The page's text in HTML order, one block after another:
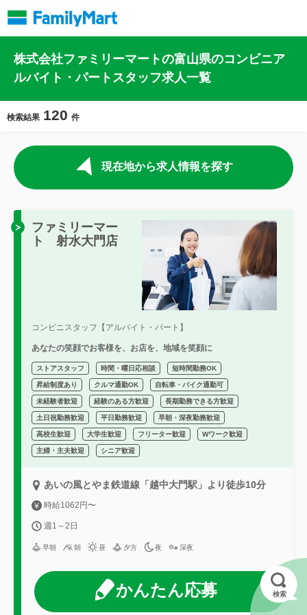
株式会社ファミリーマートの富山県のコンビニア
ルバイト・パートスタッフ求人一覧
検索結果 120 件
現在地から求人情報を探す
ファミリーマー
ト 射水大門店
コンビニスタッフ【アルバイト・パート】
あなたの笑顔でお客様を、お店を、地域を笑顔に
ストアスタッフ 時間・曜日応相談 短時間勤務OK
昇給制度あり クルマ通勤OK 自転車・バイク通勤可
未経験者歓迎 経験のある方歓迎 長期勤務できる方歓迎
土日祝勤務歓迎 平日勤務歓迎 早朝・深夜勤務歓迎
高校生歓迎 大学生歓迎 フリーター歓迎 Wワーク歓迎
主婦・主夫歓迎 シニア歓迎
あいの風とやま鉄道線「越中大門駅」より徒歩10分
時給1062円〜
週1～2日
早朝 朝 昼 夕方 夜 深夜
かんたん応募 検索